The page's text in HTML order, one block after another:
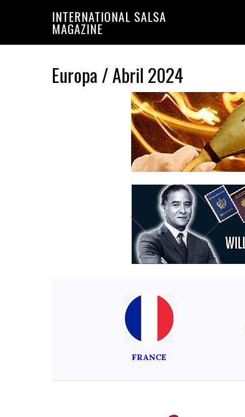
INTERNATIONAL SALSA
MAGAZINE
Europa / Abril 2024
FRANCE